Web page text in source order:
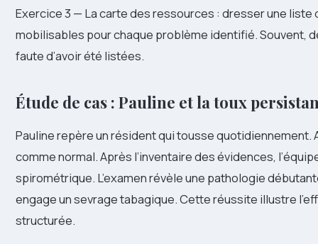
Exercice 3 — La carte des ressources : dresser une
mobilisables pour chaque problème identifié. Souvent,
faute d’avoir été listées.
Étude de cas : Pauline et la toux
Pauline repère un résident qui tousse
comme normal. Après l’inventaire des évidences,
spirométrique. L’examen révèle une pathologie
engage un sevrage tabagique. Cette réussite illustre
structurée.